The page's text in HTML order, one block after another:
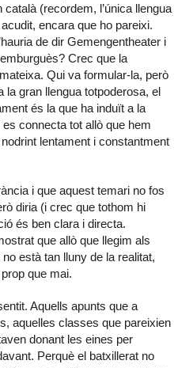
(recordem, l’única llengua
encara que ho pareixi.
de dir Gemengentheater i
Crec que la
Qui va formular-la, però
la gran llengua totpoderosa, el
és la que ha induït a la
connecta tot allò que hem
lentament i constantment
i que aquest temari no fos
diria (i crec que tothom hi
és ben clara i directa.
que allò que llegim als
no està tan lluny de la realitat,
que mai.
Aquells apunts que a
aquelles classes que pareixien
donant les eines per
Perquè el batxillerat no